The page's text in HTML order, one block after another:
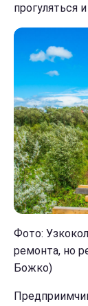
Фото:
ремонта, но
Божко)